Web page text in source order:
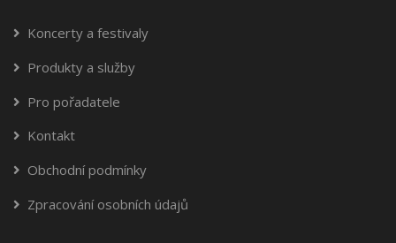
Koncerty a festivaly
Produkty a služby
Pro pořadatele
Kontakt
Obchodní podmínky
Zpracování osobních údajů